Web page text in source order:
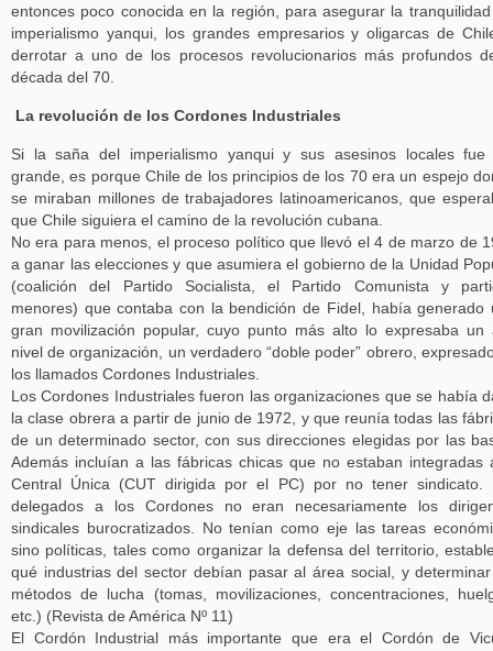
entonces poco conocida en la región, para asegurar la
imperialismo yanqui, los grandes empresarios y oligarcas de
derrotar a uno de los procesos revolucionarios más profundos
década del 70.
La revolución de los Cordones Industriales
Si la saña del imperialismo yanqui y sus asesinos locales fue
grande, es porque Chile de los principios de los 70 era un espejo
se miraban millones de trabajadores latinoamericanos, que
que Chile siguiera el camino de la revolución cubana.
No era para menos, el proceso político que llevó el 4 de marzo de
a ganar las elecciones y que asumiera el gobierno de la Unidad
(coalición del Partido Socialista, el Partido Comunista y
menores) que contaba con la bendición de Fidel, había generado
gran movilización popular, cuyo punto más alto lo expresaba un
nivel de organización, un verdadero “doble poder” obrero,
los llamados Cordones Industriales.
Los Cordones Industriales fueron las organizaciones que se había
la clase obrera a partir de junio de 1972, y que reunía todas las
de un determinado sector, con sus direcciones elegidas por las
Además incluían a las fábricas chicas que no estaban integradas
Central Única (CUT dirigida por el PC) por no tener sindicato.
delegados a los Cordones no eran necesariamente los
sindicales burocratizados. No tenían como eje las tareas
sino políticas, tales como organizar la defensa del territorio,
qué industrias del sector debían pasar al área social, y
métodos de lucha (tomas, movilizaciones, concentraciones,
etc.) (Revista de América Nº 11)
El Cordón Industrial más importante que era el Cordón de